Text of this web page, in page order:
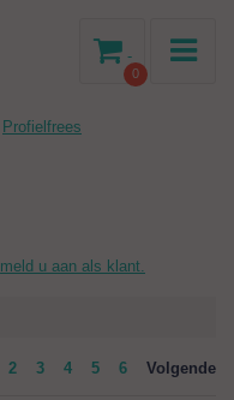
0
-
Profielfrees
meld u aan als klant.
2 3 4 5 6 Volgende